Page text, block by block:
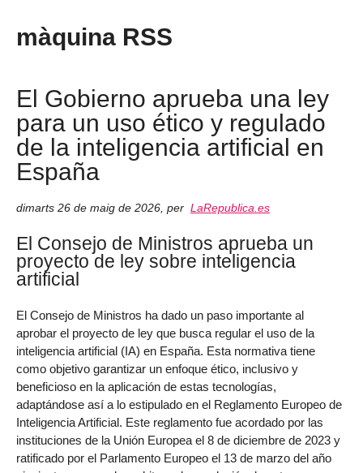
màquina RSS
El Gobierno aprueba una ley
para un uso ético y regulado
de la inteligencia artificial en
España
dimarts 26 de maig de 2026 per LaRepublica.es
El Consejo de Ministros aprueba un
proyecto de ley sobre inteligencia
artificial
El Consejo de Ministros ha dado un paso importante al
aprobar el proyecto de ley que busca regular el uso de la
inteligencia artificial (IA) en España. Esta normativa tiene
como objetivo garantizar un enfoque ético, inclusivo y
beneficioso en la aplicación de estas tecnologías,
adaptándose así a lo estipulado en el Reglamento Europeo de
Inteligencia Artificial. Este reglamento fue acordado por las
instituciones de la Unión Europea el 8 de diciembre de 2023 y
ratificado por el Parlamento Europeo el 13 de marzo del año